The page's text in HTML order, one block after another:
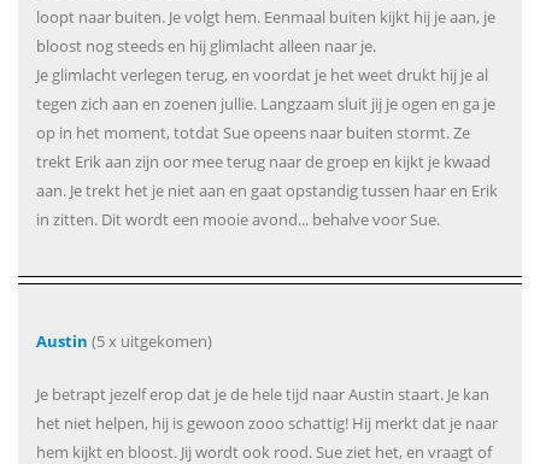
loopt naar buiten. Je volgt hem. Eenmaal buiten kijkt hij je aan, je
bloost nog steeds en hij glimlacht alleen naar je.
Je glimlacht verlegen terug, en voordat je het weet drukt hij je al
tegen zich aan en zoenen jullie. Langzaam sluit jij je ogen en ga je
op in het moment, totdat Sue opeens naar buiten stormt. Ze
trekt Erik aan zijn oor mee terug naar de groep en kijkt je kwaad
aan. Je trekt het je niet aan en gaat opstandig tussen haar en Erik
in zitten. Dit wordt een mooie avond... behalve voor Sue.
Austin (5 x uitgekomen)
Je betrapt jezelf erop dat je de hele tijd naar Austin staart. Je kan
het niet helpen, hij is gewoon zooo schattig! Hij merkt dat je naar
hem kijkt en bloost. Jij wordt ook rood. Sue ziet het, en vraagt of